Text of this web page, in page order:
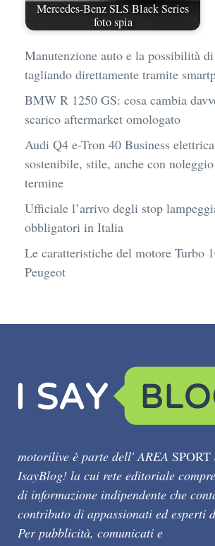
Mercedes-Benz SLS Black Series
foto spia
Manutenzione auto e la possibilità
tagliando direttamente tramite
BMW R 1250 GS: cosa cambia
scarico aftermarket omologato
Audi Q4 e-Tron 40 Business
sostenibile, stile, anche con
termine
Ufficiale l’arrivo degli stop
obbligatori in Italia
Le caratteristiche del motore Turbo
Peugeot
motorilive è parte dell' AREA SPORT
IsayBlog! la cui rete editoriale
di informazione indipendente che
contributo di appassionati ed esperti
Per pubblicità, comunicati e